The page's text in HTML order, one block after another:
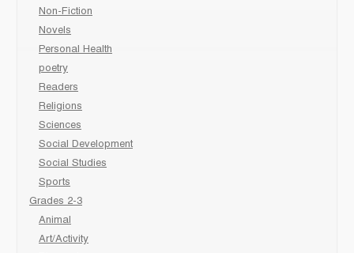
Non-Fiction
Novels
Personal Health
poetry
Readers
Religions
Sciences
Social Development
Social Studies
Sports
Grades 2-3
Animal
Art/Activity